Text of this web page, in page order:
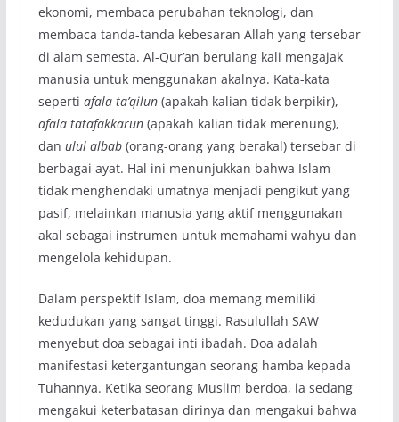
ekonomi, membaca perubahan teknologi, dan
membaca tanda-tanda kebesaran Allah yang tersebar
di alam semesta. Al-Qur’an berulang kali mengajak
manusia untuk menggunakan akalnya. Kata-kata
seperti afala ta’qilun(apakah kalian tidak berpikir),
afala tatafakkarun(apakah kalian tidak merenung),
dan ulul albab(orang-orang yang berakal) tersebar di
berbagai ayat. Hal ini menunjukkan bahwa Islam
tidak menghendaki umatnya menjadi pengikut yang
pasif, melainkan manusia yang aktif menggunakan
akal sebagai instrumen untuk memahami wahyu dan
mengelola kehidupan.
Dalam perspektif Islam, doa memang memiliki
kedudukan yang sangat tinggi. Rasulullah SAW
menyebut doa sebagai inti ibadah. Doa adalah
manifestasi ketergantungan seorang hamba kepada
Tuhannya. Ketika seorang Muslim berdoa, ia sedang
mengakui keterbatasan dirinya dan mengakui bahwa